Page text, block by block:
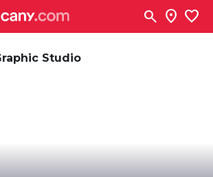
search location_on favorite
Studio